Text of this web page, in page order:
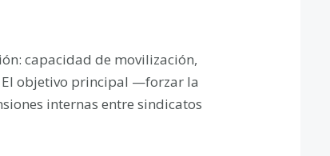
capacidad de movilización,
objetivo principal —forzar la
internas entre sindicatos